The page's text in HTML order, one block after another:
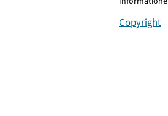
Copyright